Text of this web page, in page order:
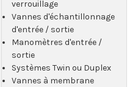
verrouillage
Vannes d'échantillonnage
d'entrée / sortie
Manomètres d'entrée /
sortie
Systèmes Twin ou Duplex
Vannes à membrane